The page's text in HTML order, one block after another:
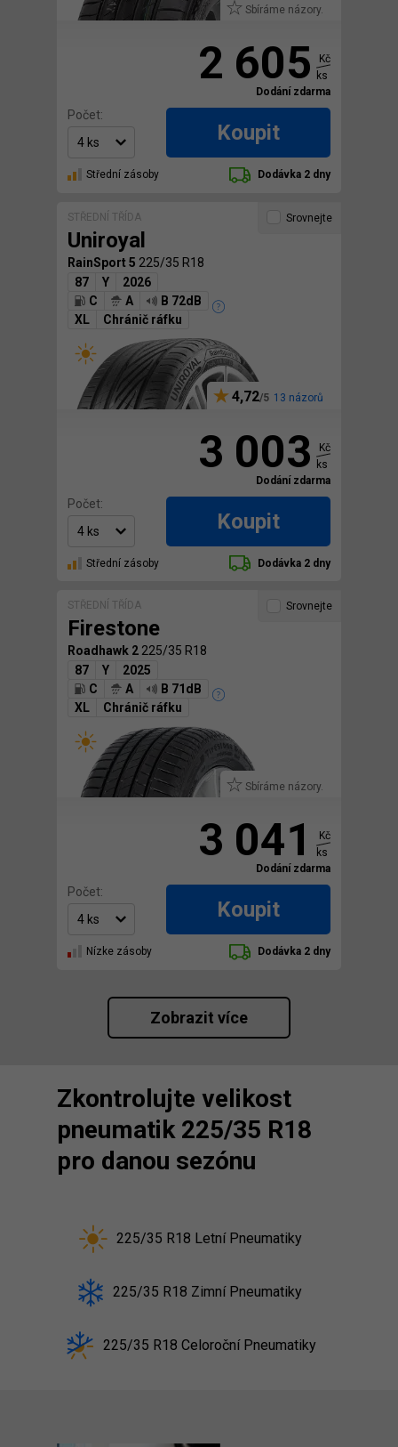
Sbíráme názory.
2 605
Kč
ks
Dodání zdarma
Počet:
Koupit
Střední zásoby Dodávka 2 dny
STŘEDNÍ TŘÍDA
Uniroyal
RainSport 5 225/35 R18
87
Y
2026
C
A
B 72dB
XL
Chránič ráfku
4,72 13 názorů
Srovnejte
3 003
Kč
ks
Dodání zdarma
Počet:
Koupit
Střední zásoby Dodávka 2 dny
STŘEDNÍ TŘÍDA
Firestone
Roadhawk 2 225/35 R18
87
Y
2025
C
A
B 71dB
XL
Chránič ráfku
Sbíráme názory.
Srovnejte
3 041
Kč
ks
Dodání zdarma
Počet:
Koupit
Nízke zásoby Dodávka 2 dny
Zobrazit více
Zkontrolujte velikost
pneumatik 225/35 R18
pro danou sezónu
225/35 R18 Letní Pneumatiky
225/35 R18 Zimní Pneumatiky
225/35 R18 Celoroční Pneumatiky